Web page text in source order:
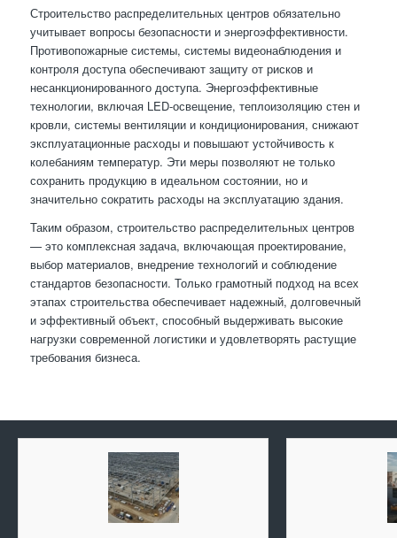
Строительство распределительных центров обязательно
учитывает вопросы безопасности и энергоэффективности.
Противопожарные системы, системы видеонаблюдения и
контроля доступа обеспечивают защиту от рисков и
несанкционированного доступа. Энергоэффективные
технологии, включая LED-освещение, теплоизоляцию стен и
кровли, системы вентиляции и кондиционирования, снижают
эксплуатационные расходы и повышают устойчивость к
колебаниям температур. Эти меры позволяют не только
сохранить продукцию в идеальном состоянии, но и
значительно сократить расходы на эксплуатацию здания.
Таким образом, строительство распределительных центров
— это комплексная задача, включающая проектирование,
выбор материалов, внедрение технологий и соблюдение
стандартов безопасности. Только грамотный подход на всех
этапах строительства обеспечивает надежный, долговечный
и эффективный объект, способный выдерживать высокие
нагрузки современной логистики и удовлетворять растущие
требования бизнеса.